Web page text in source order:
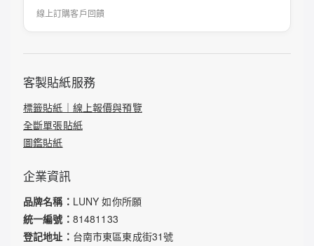
線上訂購客戶回饋
客製貼紙服務
標籤貼紙｜線上報價與預覽
全斷單張貼紙
圖鑑貼紙
企業資訊
品牌名稱： LUNY 如你所願
統一編號： 81481133
登記地址： 台南市東區東成街31號